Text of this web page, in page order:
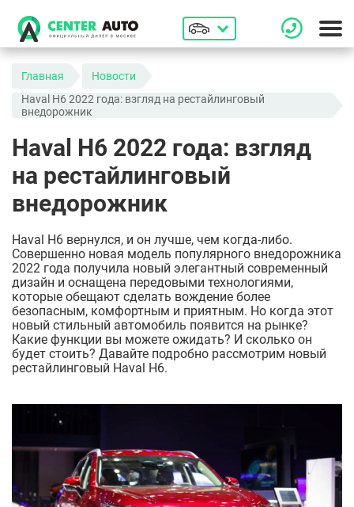
Главная
Новости
Haval H6 2022 года: взгляд на рестайлинговый
внедорожник
Haval H6 2022 года: взгляд
на рестайлинговый
внедорожник
Haval H6 вернулся, и он лучше, чем когда-либо.
Совершенно новая модель популярного внедорожника
2022 года получила новый элегантный современный
дизайн и оснащена передовыми технологиями,
которые обещают сделать вождение более
безопасным, комфортным и приятным. Но когда этот
новый стильный автомобиль появится на рынке?
Какие функции вы можете ожидать? И сколько он
будет стоить? Давайте подробно рассмотрим новый
рестайлинговый Haval H6.